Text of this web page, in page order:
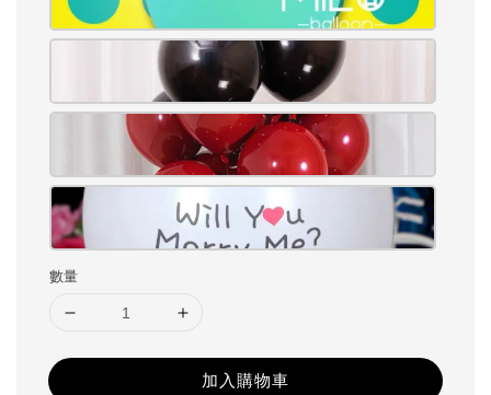
數量
加入購物車